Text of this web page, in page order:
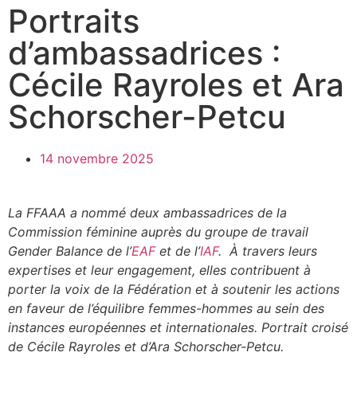
Portraits
d’ambassadrices :
Cécile Rayroles et Ara
Schorscher-Petcu
14 novembre 2025
La FFAAA a nommé deux ambassadrices de la
Commission féminine auprès du groupe de travail
Gender Balance de l’EAFet de l’IAF. À travers leurs
expertises et leur engagement, elles contribuent à
porter la voix de la Fédération et à soutenir les actions
en faveur de l’équilibre femmes-hommes au sein des
instances européennes et internationales. Portrait croisé
de Cécile Rayroles et d’Ara Schorscher-Petcu.